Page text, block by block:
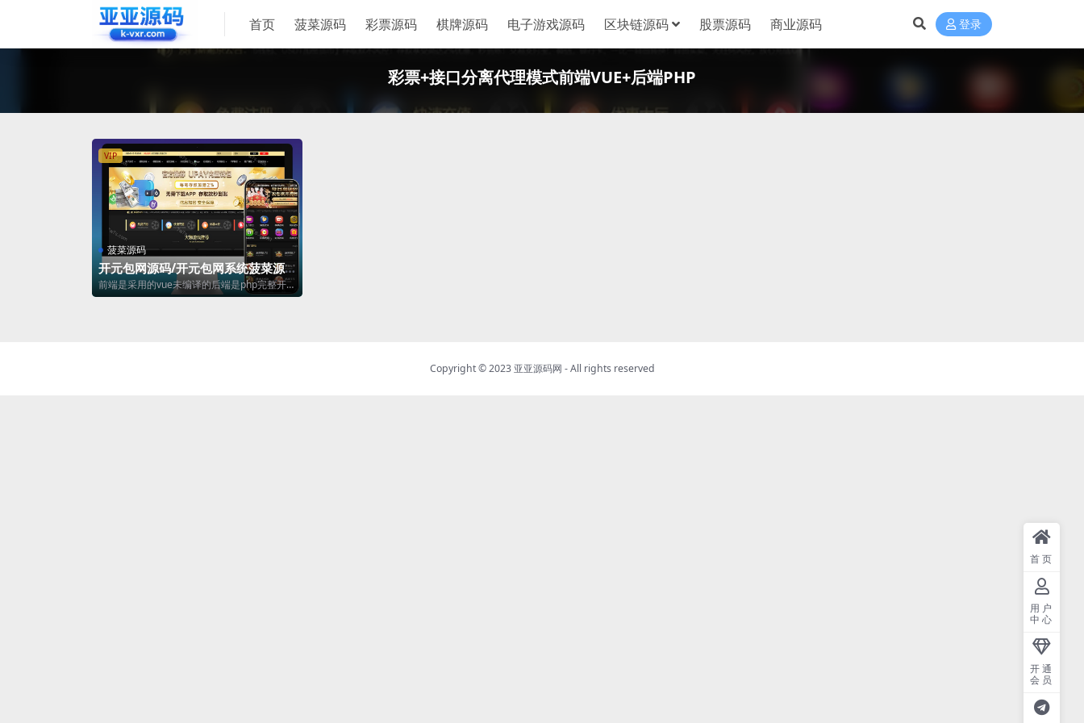
首页 菠菜源码 彩票源码 棋牌源码 电子游戏源码 区块链源码 股票源码 商业源码 登录
彩票+接口分离代理模式前端VUE+后端PHP
VIP
菠菜源码
开元包网源码/开元包网系统菠菜源
码,彩票+接口分离代理模式前端VUE
+后端PHP
前端是采用的vue未编译的后端是php完整开
源，功能齐全，接口对接的是乐娱现在是...
Copyright © 2023 亚亚源码网 - All rights reserved
首页
用户
中心
开通
会员